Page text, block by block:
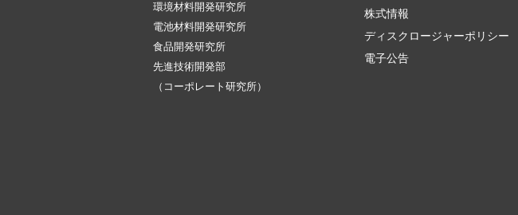
環境材料開発研究所
電池材料開発研究所
食品開発研究所
先進技術開発部
（コーポレート研究所）
株式情報
ディスクロージャーポリシー
電子公告